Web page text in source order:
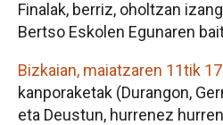
Finalak, berriz, oholtzan
Bertso Eskolen Egunaren
Bizkaian, maiatzaren 11tik
kanporaketak (Durangon,
eta Deustun, hurrenez